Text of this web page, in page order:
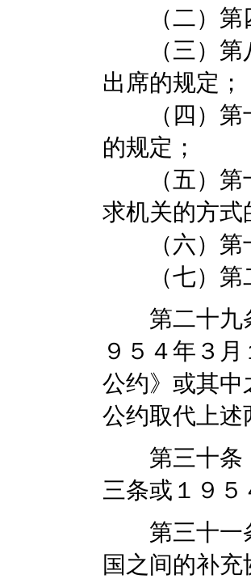
（二）第四
（三）第八
出席的规定；
（四）第十
的规定；
（五）第十
求机关的方式
（六）第
（七）第
第二十九
９５４年３
公约》或其中
公约取代上述
第三十条
三条或１９
第三十一
国之间的补